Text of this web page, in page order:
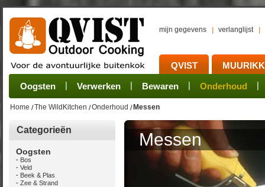
mijn gegevens verlanglijst
QVIST
Houtvuur Dutch Ovens en ander gietijzer
Grillplaat & ijzers Pannen Rookovens
Oogsten Verwerken Bewaren Onderhoud
Sets Stoves Camping sets Pots, Pans, Kettles
Home The WildKitchen Onderhoud Messen
Categorieën
Oogsten
Bos
Veld
Beek & Plas
Zee & Strand
Messen